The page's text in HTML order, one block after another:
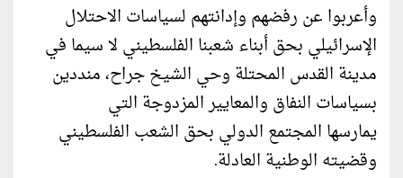
وأعربوا عن رفضهم وإدانتهم لسياسات الاحتلال
الإسرائيلي بحق أبناء شعبنا الفلسطيني لا سيما في
مدينة القدس المحتلة وحي الشيخ جراح، منددين
بسياسات النفاق والمعايير المزدوجة التي
يمارسها المجتمع الدولي بحق الشعب الفلسطيني
وقضيته الوطنية العادلة.